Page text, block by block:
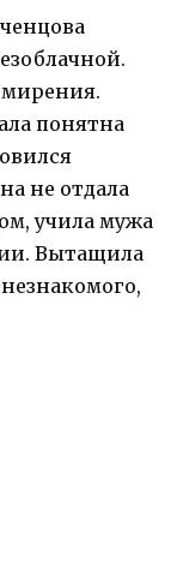
понятна
не отдала
учила мужа
Вытащила